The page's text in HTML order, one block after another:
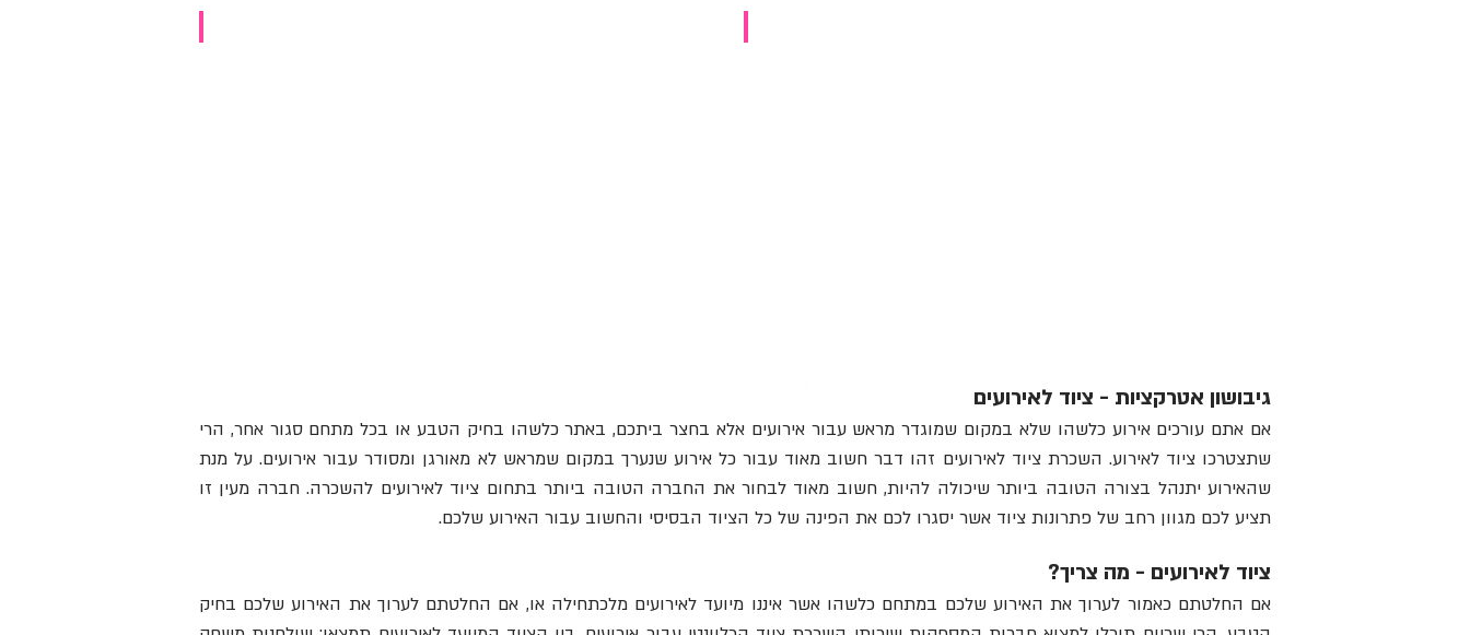
גיבושון אטרקציות - ציוד לאירועים
אם אתם עורכים אירוע כלשהו שלא במקום שמוגדר מראש עבור אירועים אלא בחצר ביתכם, באתר כלשהו בחיק הטבע או בכל מתחם סגור אחר, הרי
שתצטרכו ציוד לאירוע. השכרת ציוד לאירועים זהו דבר חשוב מאוד עבור כל אירוע שנערך במקום שמראש לא מאורגן ומסודר עבור אירועים. על מנת
שהאירוע יתנהל בצורה הטובה ביותר שיכולה להיות, חשוב מאוד לבחור את החברה הטובה ביותר בתחום ציוד לאירועים להשכרה. חברה מעין זו
תציע לכם מגוון רחב של פתרונות ציוד אשר יסגרו לכם את הפינה של כל הציוד הבסיסי והחשוב עבור האירוע שלכם.
ציוד לאירועים - מה צריך?
אם החלטתם כאמור לערוך את האירוע שלכם במתחם כלשהו אשר איננו מיועד לאירועים מלכתחילה או, אם החלטתם לערוך את האירוע שלכם בחיק